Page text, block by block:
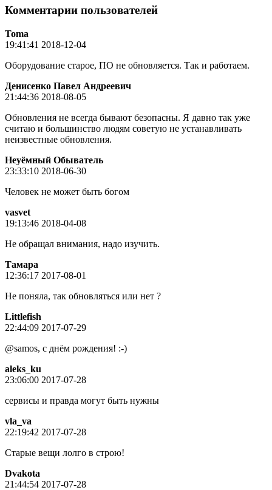
Комментарии пользователей
Toma
19:41:41 2018-12-04
Оборудование старое, ПО не обновляется. Так и работаем.
Денисенко Павел Андреевич
21:44:36 2018-08-05
Обновления не всегда бывают безопасны. Я давно так уже
считаю и большинство людям советую не устанавливать
неизвестные обновления.
Неуёмный Обыватель
23:33:10 2018-06-30
Человек не может быть богом
vasvet
19:13:46 2018-04-08
Не обращал внимания, надо изучить.
Тамара
12:36:17 2017-08-01
Не поняла, так обновляться или нет ?
Littlefish
22:44:09 2017-07-29
@samos, c днём рождения! :-)
aleks_ku
23:06:00 2017-07-28
сервисы и правда могут быть нужны
vla_va
22:19:42 2017-07-28
Старые вещи лолго в строю!
Dvakota
21:44:54 2017-07-28